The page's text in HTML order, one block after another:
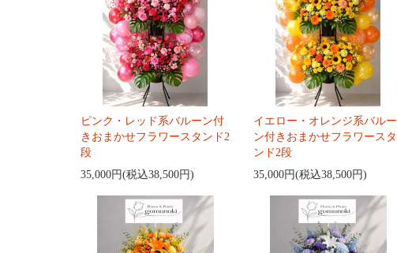
ピンク・レッド系バルーン付
きおまかせフラワースタンド2
段
35,000円(税込38,500円)
イエロー・オレンジ系バルー
ン付きおまかせフラワースタ
ンド2段
35,000円(税込38,500円)